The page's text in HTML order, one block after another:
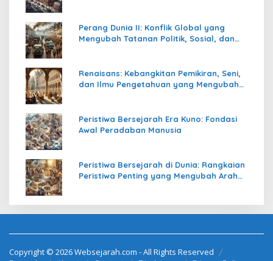
Perang Dunia II: Konflik Global yang
Mengubah Tatanan Politik, Sosial, dan
Renaisans: Kebangkitan Pemikiran, Seni,
dan Ilmu Pengetahuan yang Mengubah
Peristiwa Bersejarah Era Kuno: Fondasi
Awal Peradaban Manusia
Peristiwa Bersejarah di Dunia: Rangkaian
Peristiwa Penting yang Mengubah Arah
Copyright © 2026 Websejarah.com - All Rights Reserved